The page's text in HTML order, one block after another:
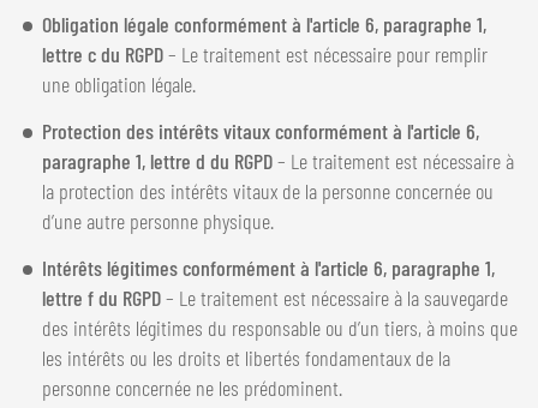
Obligation légale conformément à l'article 6, paragraphe 1,
lettre c du RGPD– Le traitement est nécessaire pour remplir
une obligation légale.
Protection des intérêts vitaux conformément à l'article 6,
paragraphe 1, lettre d du RGPD– Le traitement est nécessaire à
la protection des intérêts vitaux de la personne concernée ou
d’une autre personne physique.
Intérêts légitimes conformément à l'article 6, paragraphe 1,
lettre f du RGPD– Le traitement est nécessaire à la sauvegarde
des intérêts légitimes du responsable ou d’un tiers, à moins que
les intérêts ou les droits et libertés fondamentaux de la
personne concernée ne les prédominent.